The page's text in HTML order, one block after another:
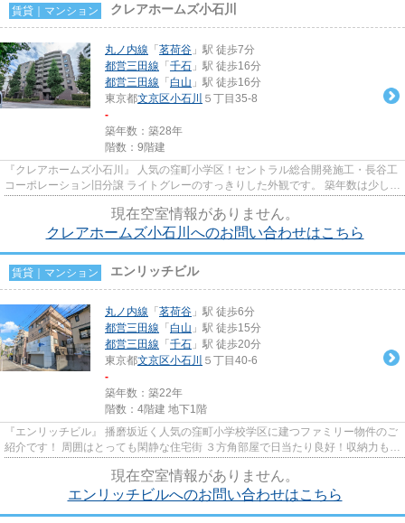
賃貸｜マンション クレアホームズ小石川
丸ノ内線 「 茗荷谷 」駅 徒歩7分
都営三田線 「 千石 」駅 徒歩16分
都営三田線 「 白山 」駅 徒歩16分
東京都文京区小石川 ５丁目35-8
-
築年数：築28年
階数：9階建
『クレアホームズ小石川』 人気の窪町小学区！セントラル総合開発施工・長谷工
コーポレーション旧分譲 ライトグレーのすっきりした外観です。 築年数は少し経
現在空室情報がありません。
クレアホームズ小石川へのお問い合わせはこちら
賃貸｜マンション エンリッチビル
丸ノ内線 「 茗荷谷 」駅 徒歩6分
都営三田線 「 白山 」駅 徒歩15分
都営三田線 「 千石 」駅 徒歩20分
東京都文京区小石川 ５丁目40-6
-
築年数：築22年
階数：4階建 地下1階
『エンリッチビル』 播磨坂近く人気の窪町小学校学区に建つファミリー物件のご
紹介です！ 周囲はとっても閑静な住宅街 ３方角部屋で日当たり良好！収納力も豊
現在空室情報がありません。
エンリッチビルへのお問い合わせはこちら